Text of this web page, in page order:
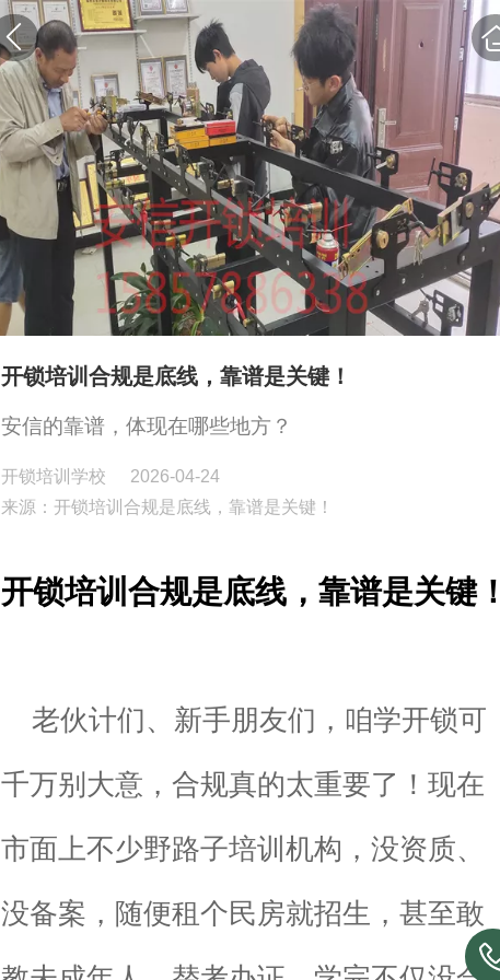
开锁培训合规是底线，靠谱是关键！
安信的靠谱，体现在哪些地方？
开锁培训学校
2026-04-24
来源：开锁培训合规是底线，靠谱是关键！
开锁培训合规是底线，靠谱是关键
老伙计们、新手朋友们，咱学开锁可
千万别大意，合规真的太重要了！现在
市面上不少野路子培训机构，没资质、
没备案，随便租个民房就招生，甚至敢